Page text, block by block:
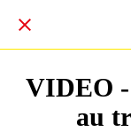
VIDEO -
au